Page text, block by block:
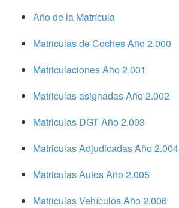
Año de la Matrícula
Matriculas de Coches Año 2.000
Matriculaciones Año 2.001
Matriculas asignadas Año 2.002
Matriculas DGT Año 2.003
Matriculas Adjudicadas Año 2.004
Matriculas Autos Año 2.005
Matriculas Vehículos Año 2.006